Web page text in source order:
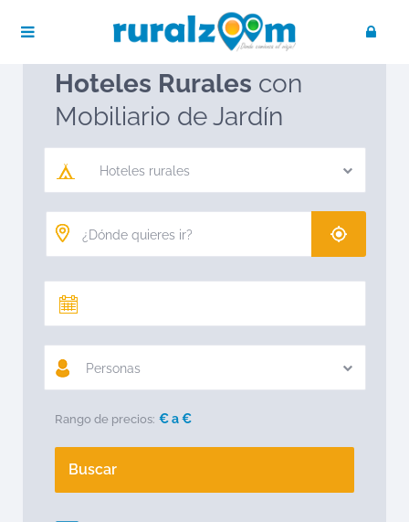
Hoteles rurales
Hoteles Rurales con
Mobiliario de Jardín
Hoteles rurales
Personas
Rango de precios: € a€
Buscar